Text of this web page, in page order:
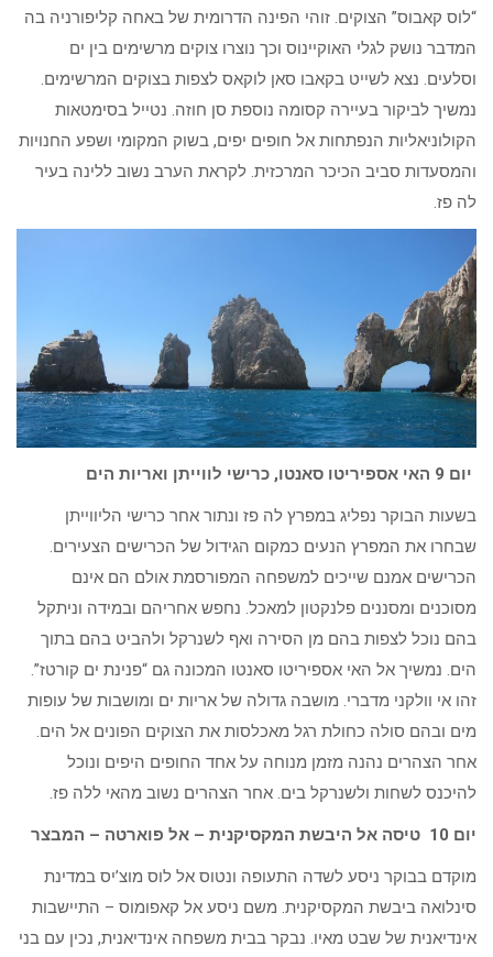
“לוס קאבוס” הצוקים. זוהי הפינה הדרומית של באחה קליפורניה בה
המדבר נושק לגלי האוקיינוס וכך נוצרו צוקים מרשימים בין ים
וסלעים. נצא לשייט בקאבו סאן לוקאס לצפות בצוקים המרשימים.
נמשיך לביקור בעיירה קסומה נוספת סן חוזה. נטייל בסימטאות
הקולוניאליות הנפתחות אל חופים יפים, בשוק המקומי ושפע החנויות
והמסעדות סביב הכיכר המרכזית. לקראת הערב נשוב ללינה בעיר
לה פז.
יום 9 האי אספיריטו סאנטו, כרישי לווייתן ואריות הים
בשעות הבוקר נפליג במפרץ לה פז ונתור אחר כרישי הליווייתן
שבחרו את המפרץ הנעים כמקום הגידול של הכרישים הצעירים.
הכרישים אמנם שייכים למשפחה המפורסמת אולם הם אינם
מסוכנים ומסננים פלנקטון למאכל. נחפש אחריהם ובמידה וניתקל
בהם נוכל לצפות בהם מן הסירה ואף לשנרקל ולהביט בהם בתוך
הים. נמשיך אל האי אספיריטו סאנטו המכונה גם “פנינת ים קורטז”.
זהו אי וולקני מדברי. מושבה גדולה של אריות ים ומושבות של עופות
מים ובהם סולה כחולת רגל מאכלסות את הצוקים הפונים אל הים.
אחר הצהרים נהנה מזמן מנוחה על אחד החופים היפים ונוכל
להיכנס לשחות ולשנרקל בים. אחר הצהרים נשוב מהאי ללה פז.
יום 10 טיסה אל היבשת המקסיקנית – אל פוארטה – המבצר
מוקדם בבוקר ניסע לשדה התעופה ונטוס אל לוס מוצ’יס במדינת
סינלואה ביבשת המקסיקנית. משם ניסע אל קאפומוס – התיישבות
אינדיאנית של שבט מאיו. נבקר בבית משפחה אינדיאנית, נכין עם בני